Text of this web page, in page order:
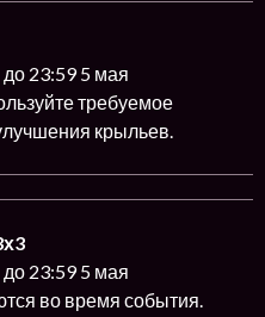
23:59 5 мая
требуемое
крыльев.
23:59 5 мая
во время события.